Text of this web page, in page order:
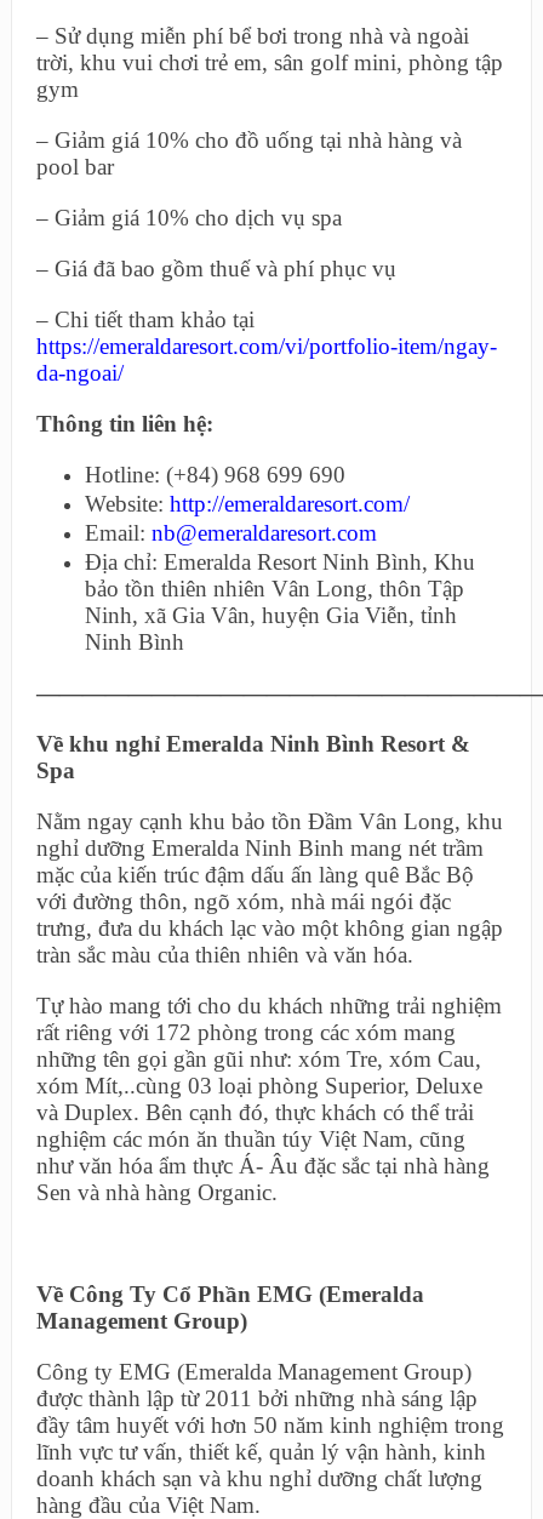
– Sử dụng miễn phí bể bơi trong nhà và ngoài
trời, khu vui chơi trẻ em, sân golf mini, phòng tập
gym
– Giảm giá 10% cho đồ uống tại nhà hàng và
pool bar
– Giảm giá 10% cho dịch vụ spa
– Giá đã bao gồm thuế và phí phục vụ
– Chi tiết tham khảo tại
https://emeraldaresort.com/vi/portfolio-item/ngay-
da-ngoai/
Thông tin liên hệ:
Hotline: (+84) 968 699 690
Website: http://emeraldaresort.com/
Email: nb@emeraldaresort.com
Địa chỉ: Emeralda Resort Ninh Bình, Khu
bảo tồn thiên nhiên Vân Long, thôn Tập
Ninh, xã Gia Vân, huyện Gia Viễn, tỉnh
Ninh Bình
Về khu nghỉ Emeralda Ninh Bình Resort &
Spa
Nằm ngay cạnh khu bảo tồn Đầm Vân Long, khu
nghỉ dưỡng Emeralda Ninh Binh mang nét trầm
mặc của kiến trúc đậm dấu ấn làng quê Bắc Bộ
với đường thôn, ngõ xóm, nhà mái ngói đặc
trưng, đưa du khách lạc vào một không gian ngập
tràn sắc màu của thiên nhiên và văn hóa.
Tự hào mang tới cho du khách những trải nghiệm
rất riêng với 172 phòng trong các xóm mang
những tên gọi gần gũi như: xóm Tre, xóm Cau,
xóm Mít,..cùng 03 loại phòng Superior, Deluxe
và Duplex. Bên cạnh đó, thực khách có thể trải
nghiệm các món ăn thuần túy Việt Nam, cũng
như văn hóa ẩm thực Á- Âu đặc sắc tại nhà hàng
Sen và nhà hàng Organic.
Về Công Ty Cổ Phần EMG (Emeralda
Management Group)
Công ty EMG (Emeralda Management Group)
được thành lập từ 2011 bởi những nhà sáng lập
đầy tâm huyết với hơn 50 năm kinh nghiệm trong
lĩnh vực tư vấn, thiết kế, quản lý vận hành, kinh
doanh khách sạn và khu nghỉ dưỡng chất lượng
hàng đầu của Việt Nam.